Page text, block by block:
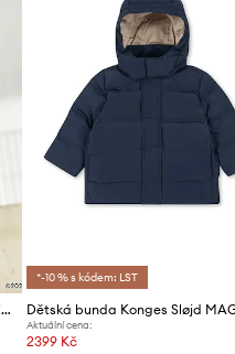
Dětská péřová bunda Lego LWJESTED 600
*-10 % s kódem: LST
Aktuální cena:
2399 Kč